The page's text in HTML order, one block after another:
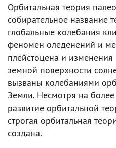
Орбитальная теория
собирательное название
глобальные колебания
феномен оледенений и
плейстоцена и
земной поверхности
вызваны колебаниями
Земли. Несмотря на
развитие орбитальной
строгая орбитальная
создана.